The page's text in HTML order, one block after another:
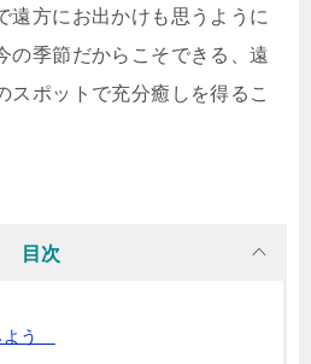
遠方にお出かけも思うように
の季節だからこそできる、遠
スポットで充分癒しを得るこ
目次
よう